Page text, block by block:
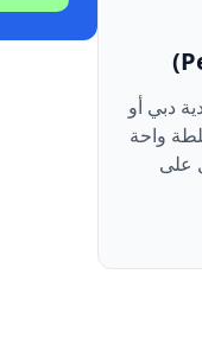
دبي أو
واحة
على